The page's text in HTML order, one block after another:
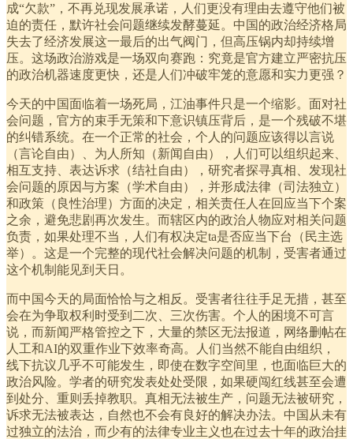
成“欠款”，不再兑现发展承诺，人们更没有理由去遵守他们被
迫的责任，默许社会问题继续发酵蔓延。中国的政治经济格局
失去了经济发展这一最后的出气阀门，但高压锅内却持续增
压。这场政治游戏是一场双向赛跑：究竟是官方建立严密抗压
的政治机器速度更快，还是人们冲破牢笼的意愿和实力更强？
今天的中国面临着一场死局，江油事件只是一个缩影。面对社
会问题，官方的束手无策和下意识镇压背后，是一个残破不堪
的纠错系统。在一个正常的社会，个人的问题应该得以言说
（言论自由）、为人所知（新闻自由），人们可以组织起来、
相互支持、表达诉求（结社自由），研究者探寻真相、发现社
会问题的原因与方案（学术自由），并形成法律（司法独立）
和政策（良性治理）方面的决定，相关责任人在回应当下个案
之余，避免悲剧再次发生。而辖区内的政治人物应对相关问题
负责，如果处理不当，人们有权决定ta是否应当下台（民主选
举）。这是一个完整的现代社会解决问题的机制，受害者通过
这个机制能见到天日。
而中国今天的局面恰恰与之相反。受害者往往手足无措，甚至
会在为争取权利时受到二次、三次伤害。个人的困境不可言
说，而新闻严格管控之下，大量的禁区无法报道，网络删帖在
人工和AI的双重作业下效率奇高。人们当然不能自由组织，
线下抗议几乎不可能发生，即使在数字空间里，也面临巨大的
政治风险。学者的研究发表处处受限，如果硬闯红线甚至会遭
到处分、重则丢掉教职。真相无法被生产，问题无法被研究，
诉求无法被表达，自然也不会有良好的解决办法。中国从未有
过独立的法治，而少有的法律专业主义也在过去十年的政治挂